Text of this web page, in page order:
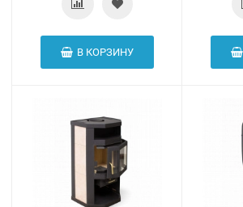
В КОРЗИНУ